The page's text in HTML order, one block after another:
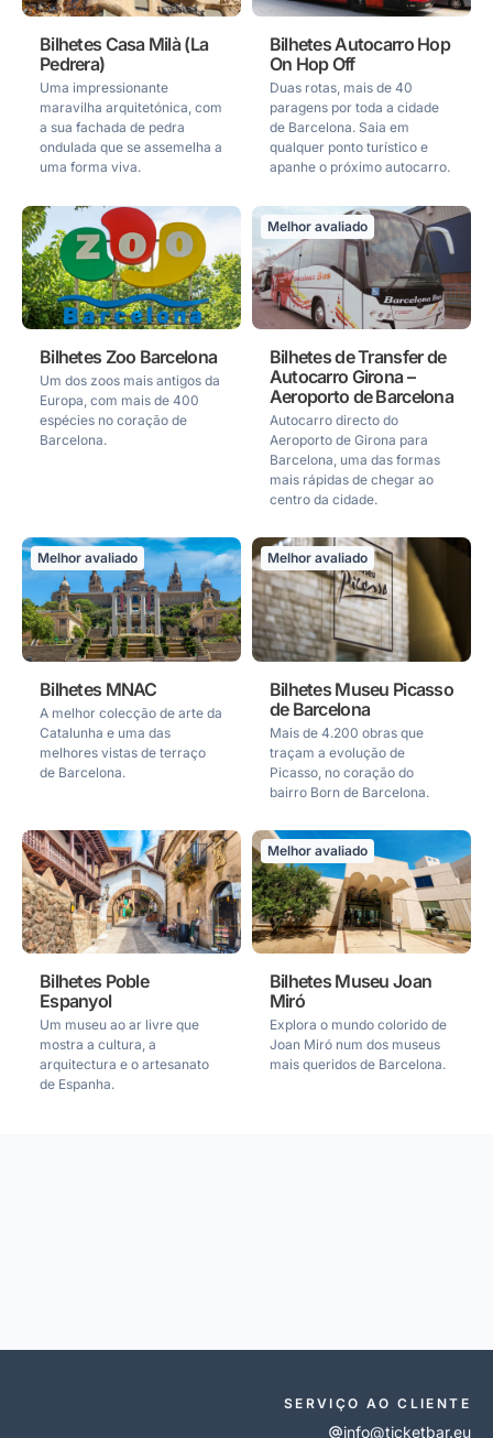
Bilhetes Casa Milà (La
Pedrera)
Uma impressionante
maravilha arquitetónica, com
a sua fachada de pedra
ondulada que se assemelha a
uma forma viva.
Bilhetes Autocarro Hop
On Hop Off
Duas rotas, mais de 40
paragens por toda a cidade
de Barcelona. Saia em
qualquer ponto turístico e
apanhe o próximo autocarro.
Bilhetes Zoo Barcelona
Um dos zoos mais antigos da
Europa, com mais de 400
espécies no coração de
Barcelona.
Melhor avaliado
Bilhetes de Transfer de
Autocarro Girona –
Aeroporto de Barcelona
Autocarro directo do
Aeroporto de Girona para
Barcelona, uma das formas
mais rápidas de chegar ao
centro da cidade.
Melhor avaliado
Bilhetes MNAC
A melhor colecção de arte da
Catalunha e uma das
melhores vistas de terraço
de Barcelona.
Melhor avaliado
Bilhetes Museu Picasso
de Barcelona
Mais de 4.200 obras que
traçam a evolução de
Picasso, no coração do
bairro Born de Barcelona.
Bilhetes Poble
Espanyol
Um museu ao ar livre que
mostra a cultura, a
arquitectura e o artesanato
de Espanha.
Melhor avaliado
Bilhetes Museu Joan
Miró
Explora o mundo colorido de
Joan Miró num dos museus
mais queridos de Barcelona.
SERVIÇO AO CLIENTE
info@ticketbar.eu